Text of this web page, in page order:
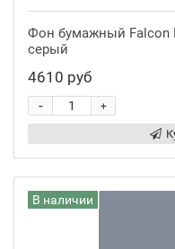
Фон бумажный Falcon
серый
4610 руб
+
-
В наличии